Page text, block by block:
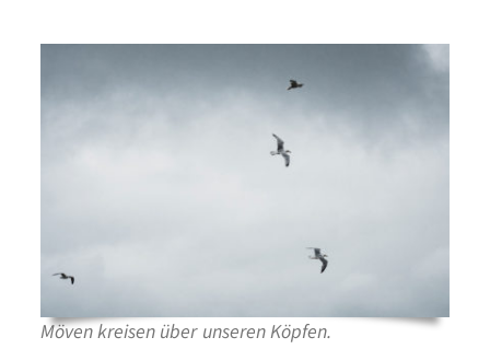
Möven kreisen über unseren Köpfen.